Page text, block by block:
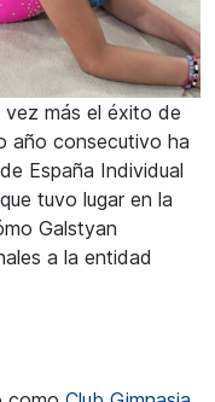
vez más el éxito de
año consecutivo ha
España Individual
tuvo lugar en la
Galstyan
a la entidad